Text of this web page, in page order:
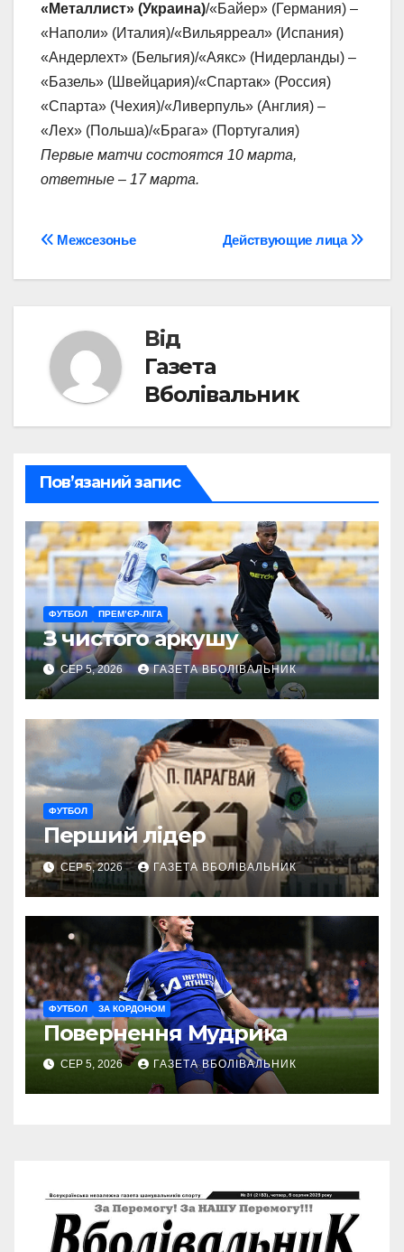
«Металлист» (Украина)/«Байер» (Германия) –
«Наполи» (Италия)/«Вильярреал» (Испания)
«Андерлехт» (Бельгия)/«Аякс» (Нидерланды) –
«Базель» (Швейцария)/«Спартак» (Россия)
«Спарта» (Чехия)/«Ливерпуль» (Англия) –
«Лех» (Польша)/«Брага» (Португалия)
Первые матчи состоятся 10 марта,
ответные – 17 марта.
Навігація
записів
Действующие лица
Межсезонье
Від
Газета
Вболівальник
Пов’язаний запис
ФУТБОЛ ПРЕМ’ЄР-ЛІГА
З чистого аркушу
СЕР 5, 2026 ГАЗЕТА ВБОЛІВАЛЬНИК
ФУТБОЛ
Перший лідер
СЕР 5, 2026 ГАЗЕТА ВБОЛІВАЛЬНИК
ФУТБОЛ ЗА КОРДОНОМ
Повернення Мудрика
СЕР 5, 2026 ГАЗЕТА ВБОЛІВАЛЬНИК